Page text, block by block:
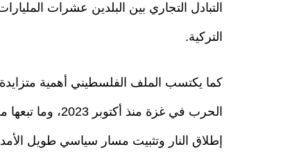
التبادل التجاري بين البلدين عشرات
التركية.
كما يكتسب الملف الفلسطيني أهمية
الحرب في غزة
إطلاق النار وتثبيت مسار سياسي طويل